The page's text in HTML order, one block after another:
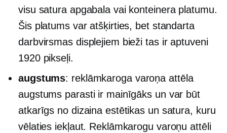
visu satura apgabala vai konteinera platumu.
Šis platums var atšķirties, bet standarta
darbvirsmas displejiem bieži tas ir aptuveni
1920 pikseļi.
augstums: reklāmkaroga varoņa attēla
augstums parasti ir mainīgāks un var būt
atkarīgs no dizaina estētikas un satura, kuru
vēlaties iekļaut. Reklāmkarogu varoņu attēli